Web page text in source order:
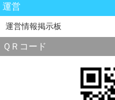
運営
運営情報掲示板
ＱＲコード